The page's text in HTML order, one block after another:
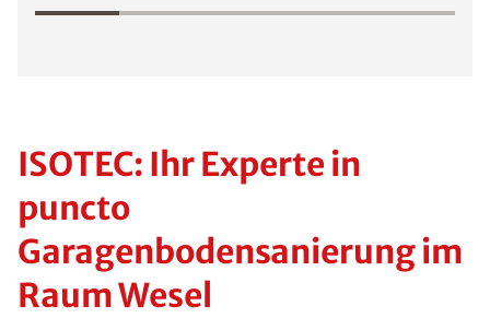
ISOTEC: Ihr Experte in
puncto
Garagenbodensanierung im
Raum Wesel